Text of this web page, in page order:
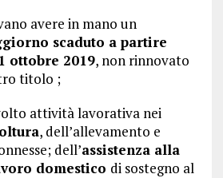
avere in mano un
scaduto a partire
ottobre 2019, non rinnovato
titolo ;
attività lavorativa nei
, dell’allevamento e
dell’assistenza alla
domestico di sostegno al